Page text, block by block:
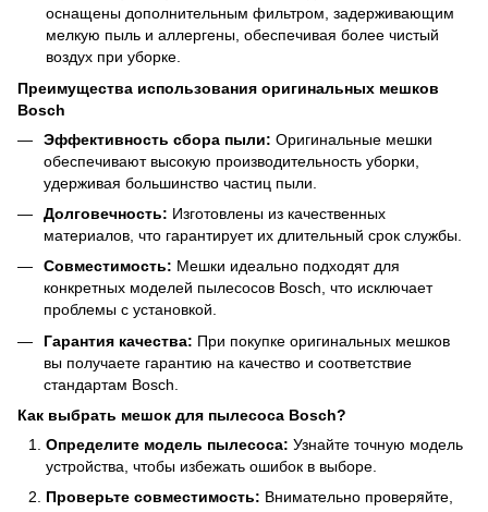
оснащены дополнительным фильтром, задерживающим
мелкую пыль и аллергены, обеспечивая более чистый
воздух при уборке.
Преимущества использования оригинальных мешков
Bosch
Эффективность сбора пыли: Оригинальные мешки
обеспечивают высокую производительность уборки,
удерживая большинство частиц пыли.
Долговечность: Изготовлены из качественных
материалов, что гарантирует их длительный срок службы.
Совместимость: Мешки идеально подходят для
конкретных моделей пылесосов Bosch, что исключает
проблемы с установкой.
Гарантия качества: При покупке оригинальных мешков
вы получаете гарантию на качество и соответствие
стандартам Bosch.
Как выбрать мешок для пылесоса Bosch?
Определите модель пылесоса: Узнайте точную модель
устройства, чтобы избежать ошибок в выборе.
Проверьте совместимость: Внимательно проверяйте,